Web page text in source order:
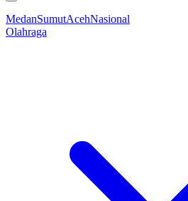
MedanSumutAcehNasional
Olahraga